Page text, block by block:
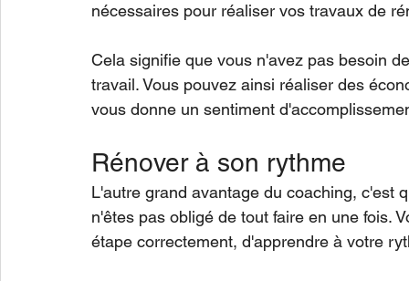
nécessaires pour réaliser vos travaux de
Cela signifie que vous n'avez pas besoin
travail. Vous pouvez ainsi réaliser des
vous donne un sentiment
Rénover à son rythme
L'autre grand avantage du coaching, c'est
n'êtes pas obligé de tout faire en une fois.
étape correctement, d'apprendre à votre